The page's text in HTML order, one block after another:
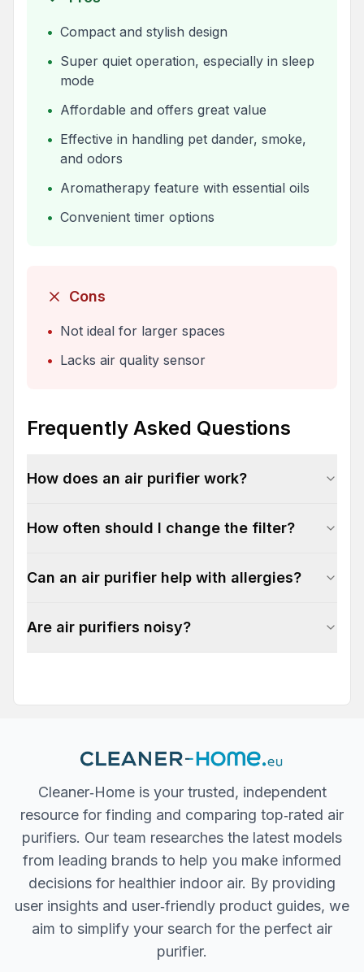
• Compact and stylish design
• Super quiet operation, especially in sleep
mode
• Affordable and offers great value
• Effective in handling pet dander, smoke,
and odors
• Aromatherapy feature with essential oils
• Convenient timer options
Cons
• Not ideal for larger spaces
• Lacks air quality sensor
Frequently Asked Questions
How does an air purifier work?
How often should I change the filter?
Can an air purifier help with allergies?
Are air purifiers noisy?
Cleaner‐Home is your trusted, independent
resource for finding and comparing top‐rated air
purifiers. Our team researches the latest models
from leading brands to help you make informed
decisions for healthier indoor air. By providing
user insights and user‐friendly product guides, we
aim to simplify your search for the perfect air
purifier.